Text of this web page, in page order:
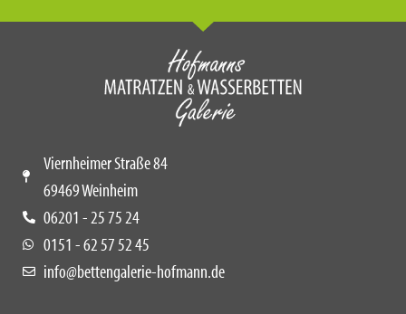
Viernheimer Straße 84
69469 Weinheim
06201 - 25 75 24
0151 - 62 57 52 45
info@bettengalerie-hofmann.de